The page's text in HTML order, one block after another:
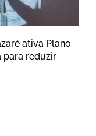
ativa Plano
para reduzir